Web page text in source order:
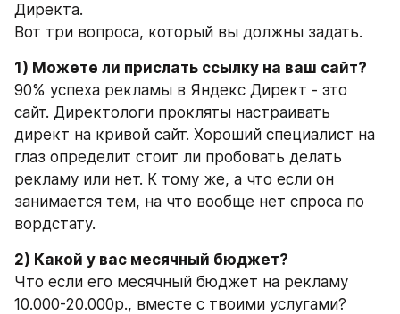
Директа.
Вот три вопроса, который вы должны задать.
1) Можете ли прислать ссылку на ваш сайт?
90% успеха рекламы в Яндекс Директ - это
сайт. Директологи прокляты настраивать
директ на кривой сайт. Хороший специалист на
глаз определит стоит ли пробовать делать
рекламу или нет. К тому же, а что если он
занимается тем, на что вообще нет спроса по
вордстату.
2) Какой у вас месячный бюджет?
Что если его месячный бюджет на рекламу
10.000-20.000р., вместе с твоими услугами?